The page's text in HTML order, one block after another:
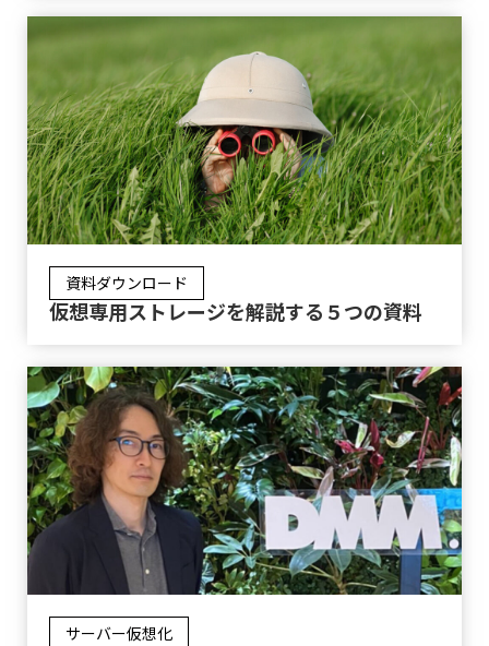
資料ダウンロード
仮想専用ストレージを解説する５つの資料
サーバー仮想化